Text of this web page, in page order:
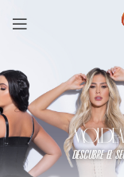
MOLDEA
descubre el